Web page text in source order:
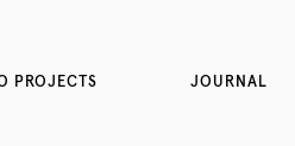
PROJECTS JOURNAL